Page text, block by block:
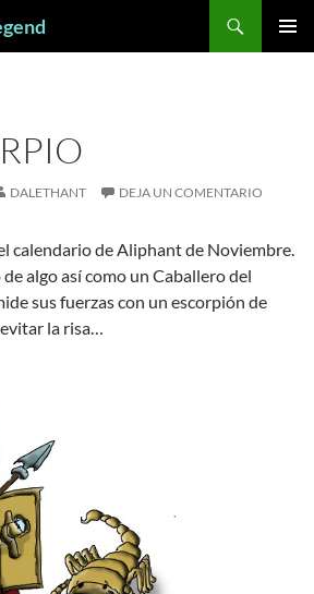
DALETHANT DEJA UN COMENTARIO
calendario de Aliphant de Noviembre.
algo así como un Caballero del
sus fuerzas con un escorpión de
la risa…